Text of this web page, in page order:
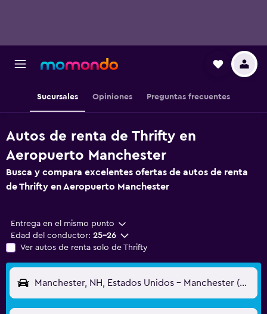
Sucursales Opiniones Preguntas frecuentes
Autos de renta de Thrifty en
Aeropuerto Manchester
Busca y compara excelentes ofertas de autos de renta
de Thrifty en Aeropuerto Manchester
Entrega en el mismo punto
Edad del conductor: 25-26
Ver autos de renta solo de Thrifty
Manchester, NH, Estados Unidos - Manchester (MHT)